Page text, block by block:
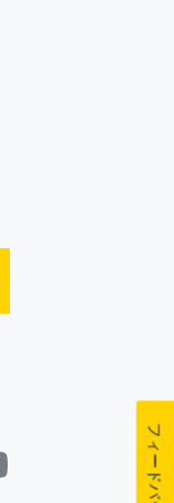
フィードバック